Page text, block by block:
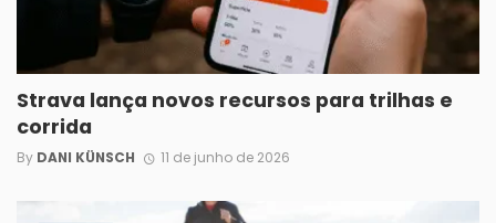
Strava lança novos recursos para trilhas e
corrida
By DANI KÜNSCH 11 de junho de 2026